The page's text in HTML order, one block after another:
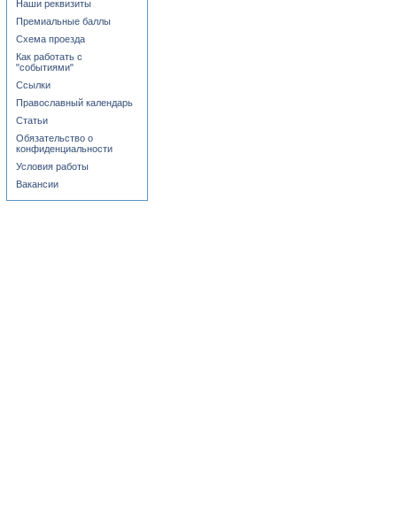
Наши реквизиты
Премиальные баллы
Схема проезда
Как работать с
"событиями"
Ссылки
Православный календарь
Статьи
Обязательство о
конфиденциальности
Условия работы
Вакансии